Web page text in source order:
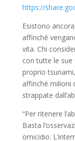
https://
Esistono
affinché
vita. Chi
con tutte le
proprio
affinché milioni
strappate
“Per ritenere
Basta
omicidio.